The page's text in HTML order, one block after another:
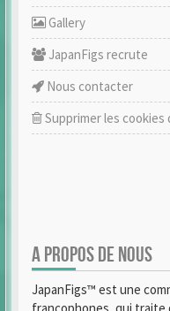
Gallery
JapanFigs recrute
Nous contacter
Supprimer les cookies
A PROPOS DE NOUS
JapanFigs™ est une